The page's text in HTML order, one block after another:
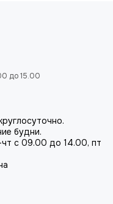
будни.
с 09.00 до 14.00, пт